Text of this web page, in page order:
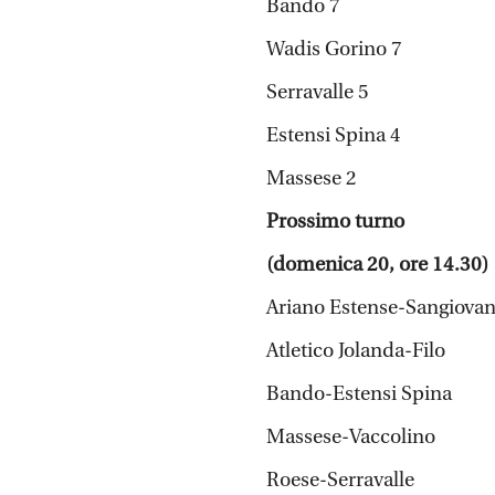
Bando 7
Wadis Gorino 7
Serravalle 5
Estensi Spina 4
Massese 2
Prossimo turno
(domenica 20, ore 14.30)
Ariano Estense-
Atletico Jolanda-Filo
Bando-Estensi Spina
Massese-Vaccolino
Roese-Serravalle